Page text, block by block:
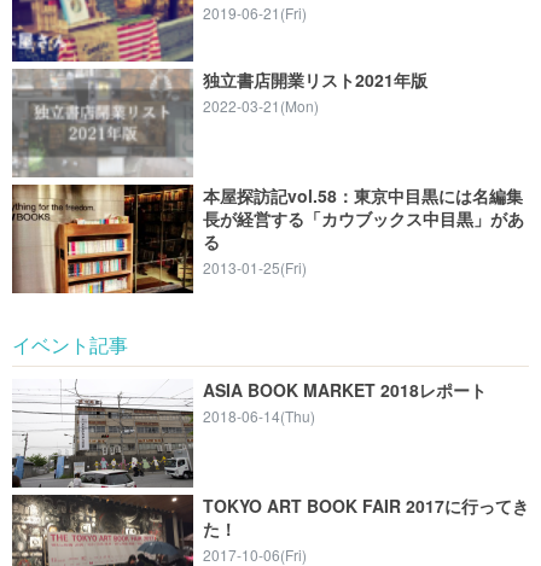
2019-06-21(Fri)
独立書店開業リスト2021年版
2022-03-21(Mon)
本屋探訪記vol.58：東京中目黒には名編集
長が経営する「カウブックス中目黒」があ
る
2013-01-25(Fri)
イベント記事
ASIA BOOK MARKET 2018レポート
2018-06-14(Thu)
TOKYO ART BOOK FAIR 2017に行ってき
た！
2017-10-06(Fri)